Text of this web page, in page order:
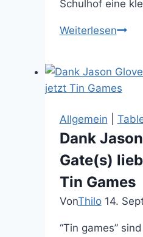
Schulhof eine
WeiterlesenBlind
Allgemein
Dank
Gate(s)
Tin Games
VonThilo 14.
“Tin games”